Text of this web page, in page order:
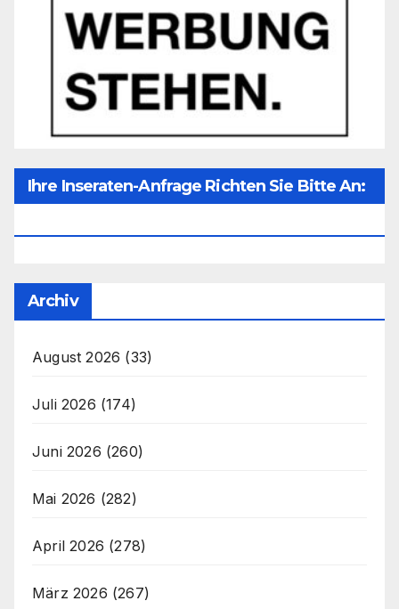
Ihre Inseraten-Anfrage Richten Sie Bitte An:
Archiv
August 2026 (33)
Juli 2026 (174)
Juni 2026 (260)
Mai 2026 (282)
April 2026 (278)
März 2026 (267)